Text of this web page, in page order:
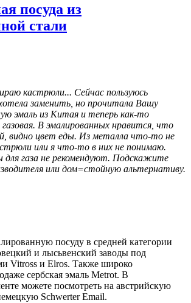
посуда из
стали
кастрюли... Сейчас пользуюсь
заменить, но прочитала Вашу
эмаль из Китая и теперь как-то
В эмалированных нравится, что
видно цвет еды. Из металла что-то не
или я что-то в них не понимаю.
для газа не рекомендуют. Подскажите
или дом=стойную альтернативу.
посуду в средней категории
и лысьвенский заводы под
Vitross и Elros. Также широко
сербская эмаль Metrot. В
можете посмотреть на австрийскую
Schwerter Email.